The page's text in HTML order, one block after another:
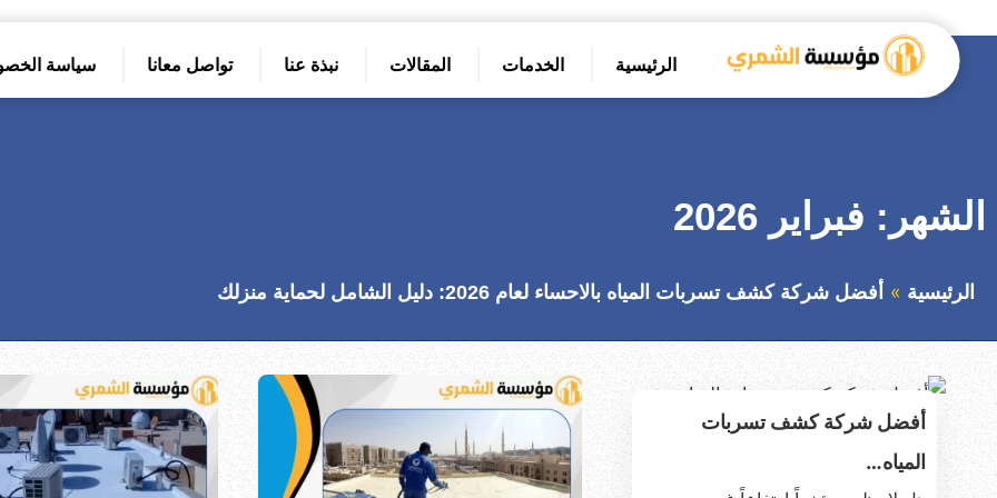
المحتوى
الرئيسية الخدمات المقالات نبذة عنا تواصل معانا سياسة
الشهر: فبراير 2026
الرئيسية أفضل شركة كشف تسربات المياه بالاحساء لعام 2026: دليل الشامل لحماية منزلك
أفضل شركة كشف تسربات
المياه…